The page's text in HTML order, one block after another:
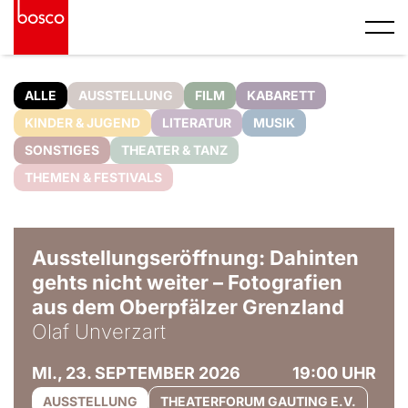
ALLE AUSSTELLUNG FILM
KABARETT
KINDER & JUGEND
LITERATUR
MUSIK
SONSTIGES
THEATER & TANZ
THEMEN & FESTIVALS
Ausstellungseröffnung: Dahinten
gehts nicht weiter – Fotografien
aus dem Oberpfälzer Grenzland
Olaf Unverzart
MI., 23. SEPTEMBER 2026 19:00 UHR
AUSSTELLUNG THEATERFORUM GAUTING E.V.